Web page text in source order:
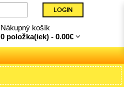
Nákupný košík
0 položka(iek) - 0.00€